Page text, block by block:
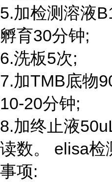
5.加检测溶液
孵育30分钟;
6.洗板5次;
7.加TMB底物
10-20分钟;
8.加终止液
读数。 elisa检
事项: